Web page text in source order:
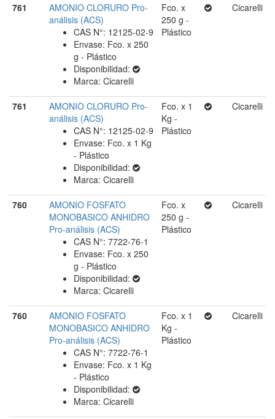
761
AMONIO CLORURO Pro-
análisis (ACS)
CAS N°: 12125-02-9
Envase: Fco. x 250
g - Plástico
Disponibilidad:
Marca: Cicarelli
Fco. x
250 g -
Plástico
Cicarelli
761
AMONIO CLORURO Pro-
análisis (ACS)
CAS N°: 12125-02-9
Envase: Fco. x 1 Kg
- Plástico
Disponibilidad:
Marca: Cicarelli
Fco. x 1
Kg -
Plástico
Cicarelli
760
AMONIO FOSFATO
MONOBASICO ANHIDRO
Pro-análisis (ACS)
CAS N°: 7722-76-1
Envase: Fco. x 250
g - Plástico
Disponibilidad:
Marca: Cicarelli
Fco. x
250 g -
Plástico
Cicarelli
760
AMONIO FOSFATO
MONOBASICO ANHIDRO
Pro-análisis (ACS)
CAS N°: 7722-76-1
Envase: Fco. x 1 Kg
- Plástico
Disponibilidad:
Marca: Cicarelli
Fco. x 1
Kg -
Plástico
Cicarelli